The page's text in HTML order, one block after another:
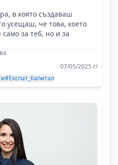
в която създаваш
усещаш, че това, което
за теб, но и за
07/05/2025 г/
#Експат_Капитал